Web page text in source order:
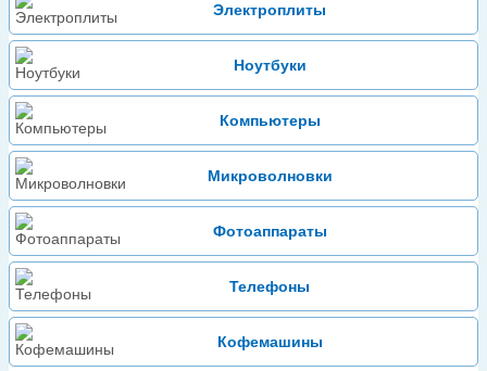
Электроплиты
Ноутбуки
Компьютеры
Микроволновки
Фотоаппараты
Телефоны
Кофемашины